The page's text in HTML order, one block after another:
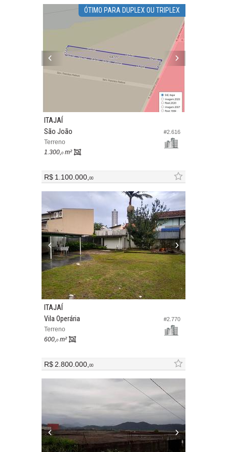
ÓTIMO PARA DUPLEX OU TRIPLEX
#2.616
ITAJAÍ
São João
Terreno
1.300,0 m²
R$ 1.100.000,00
#2.770
ITAJAÍ
Vila Operária
Terreno
600,0 m²
R$ 2.800.000,00